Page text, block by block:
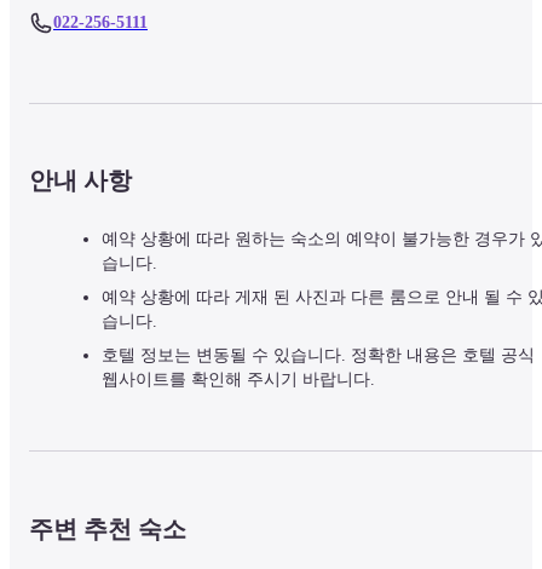
022-256-5111
안내 사항
예약 상황에 따라 원하는 숙소의 예약이 불가능한 경우가
습니다.
예약 상황에 따라 게재 된 사진과 다른 룸으로 안내 될 수
습니다.
호텔 정보는 변동될 수 있습니다. 정확한 내용은 호텔 공식
웹사이트를 확인해 주시기 바랍니다.
주변 추천 숙소